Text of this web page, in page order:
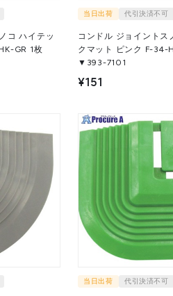
コ ハイテッ
1枚
当日出荷 代引決済不可
コンドル ジョイントス
クマット ピンク F-34-HK-
▼393-7101
¥151
当日出荷 代引決済不可